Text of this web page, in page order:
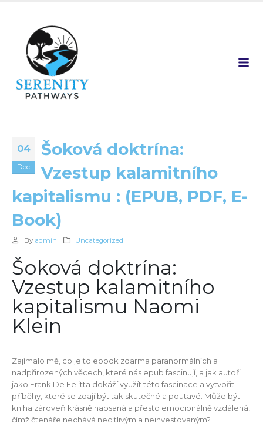
04
Dec
Šoková doktrína:
Vzestup kalamitního
kapitalismu : (EPUB, PDF, E-
Book)
By admin Uncategorized
Šoková doktrína:
Vzestup kalamitního
kapitalismu Naomi
Klein
Zajímalo mě, co je to ebook zdarma paranormálních a
nadpřirozených věcech, které nás epub fascinují, a jak autoři
jako Frank De Felitta dokáží využít této fascinace a vytvořit
příběhy, které se zdají být tak skutečné a poutavé. Může být
kniha zároveň krásně napsaná a přesto emocionálně vzdálená,
čímž čtenáře nechává necitlivým a neinvestovaným?